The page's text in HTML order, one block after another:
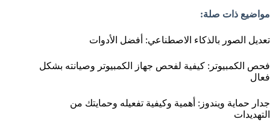
مواضيع ذات صلة:
تعديل الصور بالذكاء الاصطناعي: أفضل الأدوات
فحص الكمبيوتر: كيفية لفحص جهاز الكمبيوتر وصيانته بشكل
فعال
جدار حماية ويندوز: أهمية وكيفية تفعيله وحمايتك من
التهديدات